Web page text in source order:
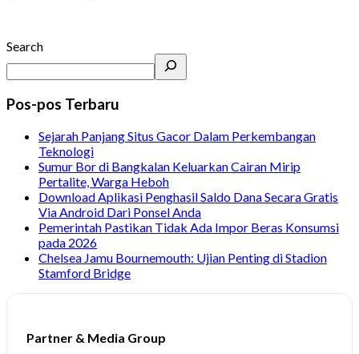
Search
Pos-pos Terbaru
Sejarah Panjang Situs Gacor Dalam Perkembangan
Teknologi
Sumur Bor di Bangkalan Keluarkan Cairan Mirip
Pertalite, Warga Heboh
Download Aplikasi Penghasil Saldo Dana Secara Gratis
Via Android Dari Ponsel Anda
Pemerintah Pastikan Tidak Ada Impor Beras Konsumsi
pada 2026
Chelsea Jamu Bournemouth: Ujian Penting di Stadion
Stamford Bridge
Partner & Media Group